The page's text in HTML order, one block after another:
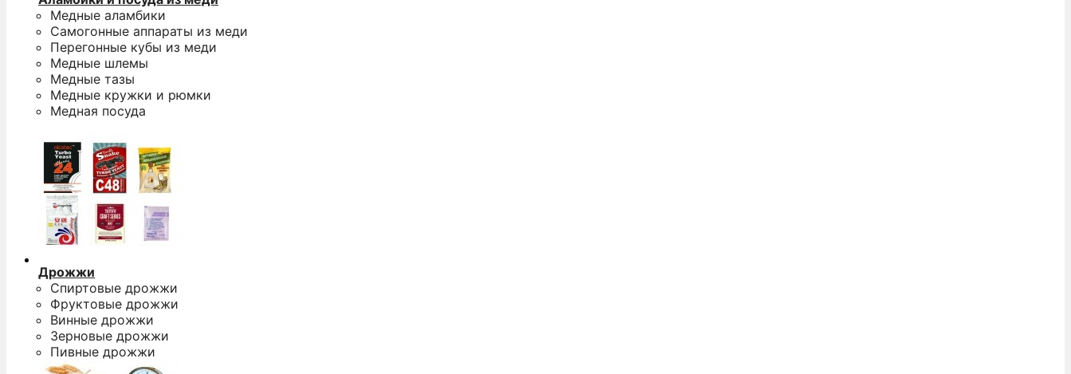
Медные аламбики
Самогонные аппараты из меди
Перегонные кубы из меди
Медные шлемы
Медные тазы
Медные кружки и рюмки
Медная посуда
Дрожжи
Спиртовые дрожжи
Фруктовые дрожжи
Винные дрожжи
Зерновые дрожжи
Пивные дрожжи